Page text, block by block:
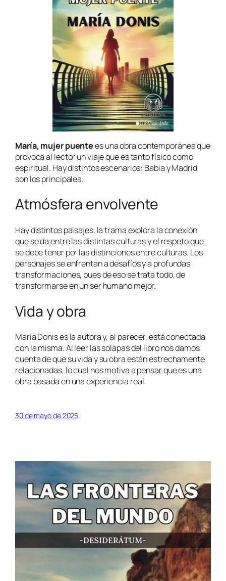
María, mujer puentees una obra contemporánea que
provoca al lector un viaje que es tanto físico como
espiritual. Hay distintos escenarios: Babia y Madrid
son los principales.
Atmósfera envolvente
Hay distintos paisajes, la trama explora la conexión
que se da entre las distintas culturas y el respeto que
se debe tener por las distinciones entre culturas. Los
personajes se enfrentan a desafíos y a profundas
transformaciones, pues de eso se trata todo, de
transformarse en un ser humano mejor.
Vida y obra
María Donis es la autora y, al parecer, está conectada
con la misma. Al leer las solapas del libro nos damos
cuenta de que su vida y su obra están estrechamente
relacionadas, lo cual nos motiva a pensar que es una
obra basada en una experiencia real.
30 de mayo de 2025